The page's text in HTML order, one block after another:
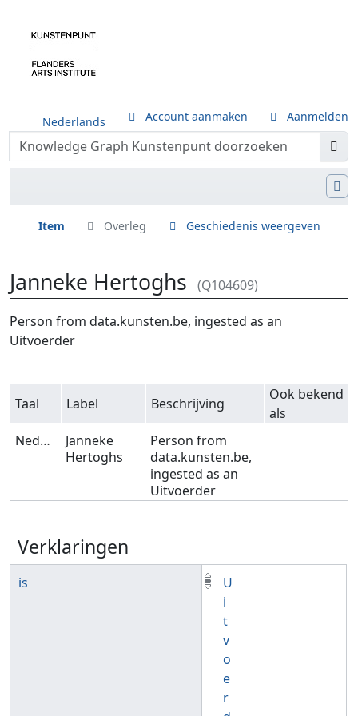
Nederlands Account aanmaken Aanmelden
Item Overleg Geschiedenis weergeven
Janneke Hertoghs (Q104609)
Ga naar:navigatie,zoeken
Person from data.kunsten.be, ingested as an
Uitvoerder
Taal Label Beschrijving
Ook bekend
als
Nederlands
Janneke
Hertoghs
Person from
data.kunsten.be,
ingested as an
Uitvoerder
Verklaringen
is
U
i
t
v
o
e
r